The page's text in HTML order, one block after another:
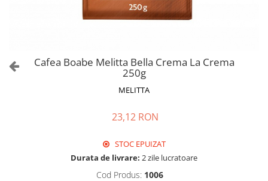
Cafea Boabe Melitta Bella Crema La Crema
250g
MELITTA
23,12 RON
STOC EPUIZAT
Durata de livrare: 2 zile lucratoare
Cod Produs: 1006